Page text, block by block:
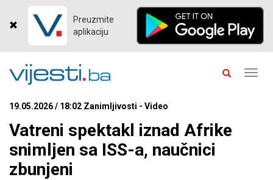
Preuzmite
aplikaciju
19.05.2026 / 18:02 Zanimljivosti - Video
Vatreni spektakl iznad Afrike
snimljen sa ISS-a, naučnici
zbunjeni